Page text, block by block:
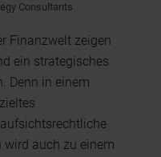
Consultants
Finanzwelt zeigen
ein strategisches
Denn in einem
wird auch zu einem